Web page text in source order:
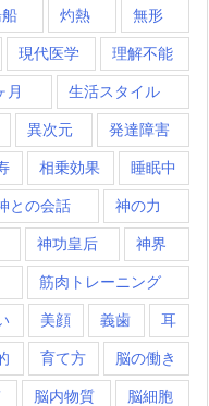
灼熱 無形
現代医学 理解不能
月 生活スタイル
異次元 発達障害
相乗効果 睡眠中
との会話 神の力
神功皇后 神界
筋肉トレーニング
美顔 義歯 耳
育て方 脳の働き
脳内物質 脳細胞